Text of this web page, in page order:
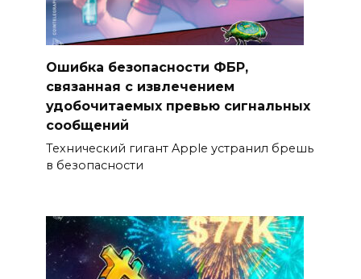
Ошибка безопасности ФБР,
связанная с извлечением
удобочитаемых превью сигнальных
сообщений
Технический гигант Apple устранил брешь
в безопасности